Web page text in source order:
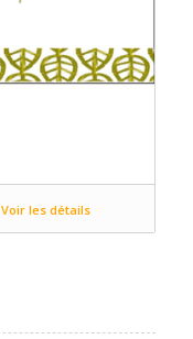
Voir les détails